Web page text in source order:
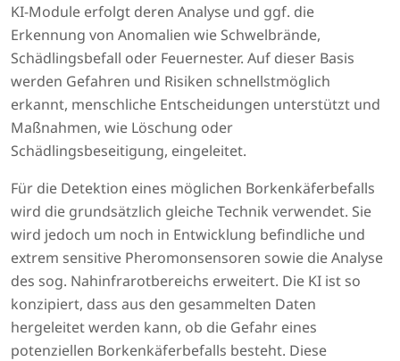
KI-Module erfolgt deren Analyse und ggf. die
Erkennung von Anomalien wie Schwel­brände,
Schädlingsbefall oder Feuernester. Auf dieser Basis
werden Gefahren und Risiken schnellstmöglich
erkannt, menschliche Entscheidungen unterstützt und
Maßnahmen, wie Löschung oder
Schädlingsbeseitigung, eingeleitet.
Für die Detektion eines möglichen Borkenkäferbefalls
wird die grundsätzlich gleiche Technik verwendet. Sie
wird jedoch um noch in Entwicklung befindliche und
extrem sensitive Pheromonsensoren sowie die Analyse
des sog. Nahinfrarotbereichs erweitert. Die KI ist so
konzipiert, dass aus den gesammelten Daten
hergeleitet werden kann, ob die Gefahr eines
potenziellen Borkenkäferbefalls besteht. Diese